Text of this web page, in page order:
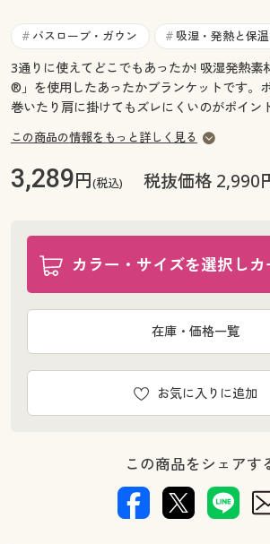
お気に入り
サポート
ご利用ガイド
よくある質問とお問い合わせ
ご利用ガイド
よくある質問とお問い合わせ
# バスローブ・ガウン # 吸湿・発熱と保
3通りに使えてどこでもあったか! 吸湿発熱素
®」を使用したあったかブランケットです。
巻いたり肩に掛けてもズレにくいのがポイン
この商品の情報をもっと詳しく見る
3,289円(税込) 税抜価格 2,990
カラー・サイズを選択しカ
お気に入りに追加
在庫・価格一覧
この商品をシェアす